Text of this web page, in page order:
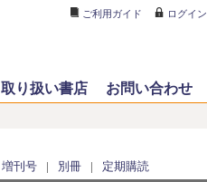
ご利用ガイド ログイン
取り扱い書店 お問い合わせ
増刊号 | 別冊 |
定期購読